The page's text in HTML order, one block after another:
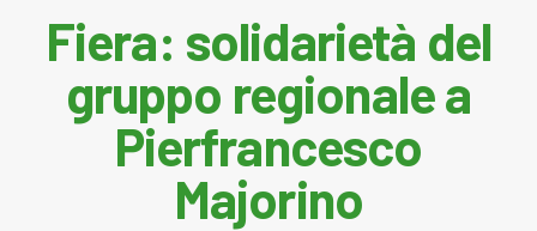
Fiera: solidarietà del
gruppo regionale a
Pierfrancesco
Majorino